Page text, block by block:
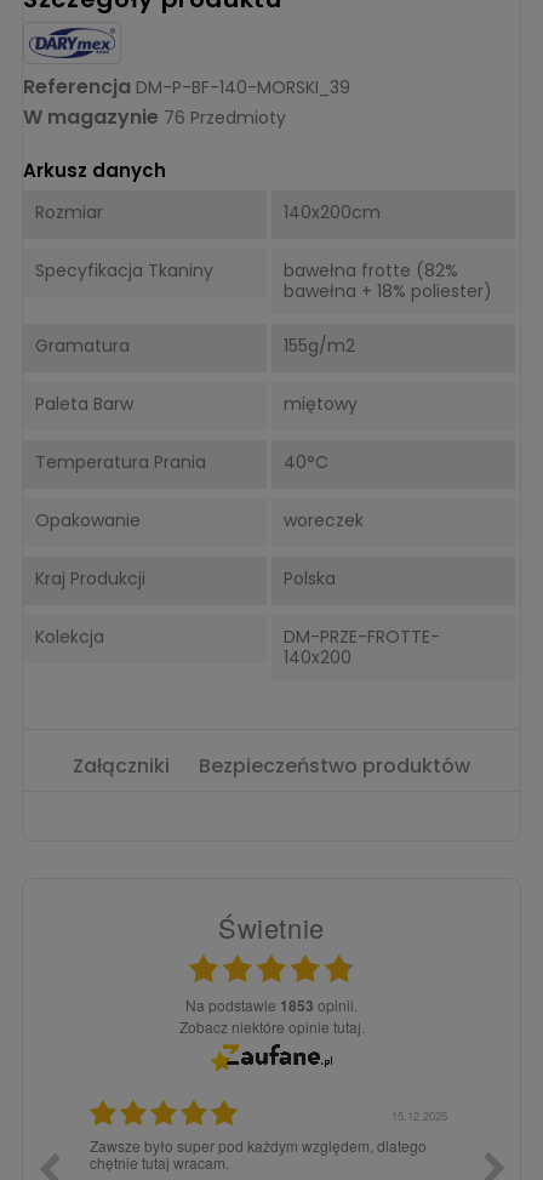
Referencja DM-P-BF-140-MORSKI_39
W magazynie 76 Przedmioty
Arkusz danych
Rozmiar 140x200cm
Specyfikacja Tkaniny
bawełna frotte (82%
bawełna + 18% poliester)
Gramatura 155g/m2
Paleta Barw miętowy
Temperatura Prania 40°C
Opakowanie woreczek
Kraj Produkcji Polska
Kolekcja
DM-PRZE-FROTTE-
140x200
Załączniki Bezpieczeństwo produktów
Świetnie
Na podstawie 1853 opinii.
Zobacz niektóre opinie tutaj.
15.12.2025
Zawsze było super pod każdym względem, dlatego
chętnie tutaj wracam.